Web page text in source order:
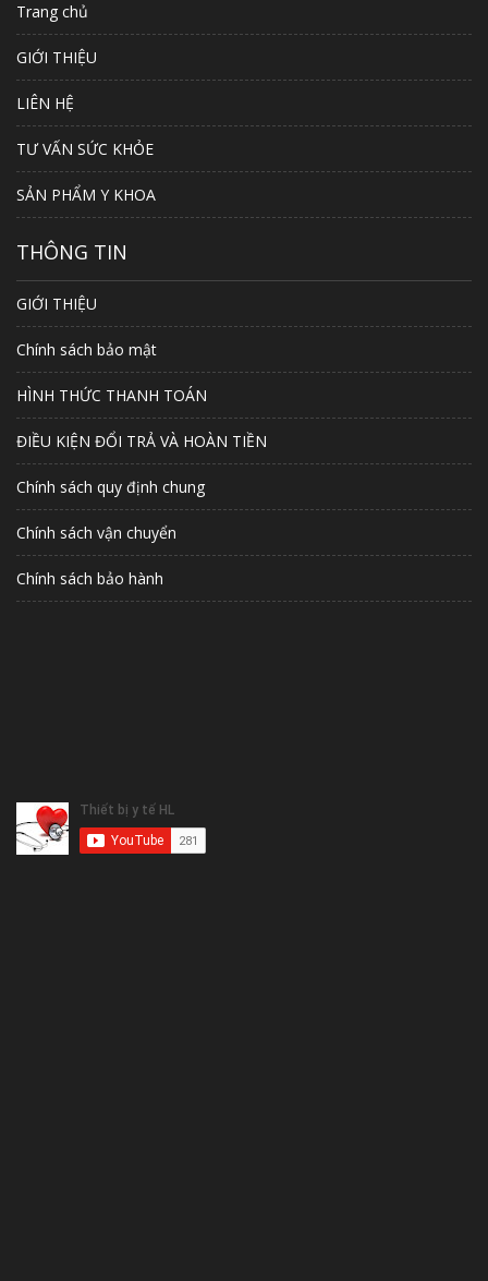
Trang chủ
GIỚI THIỆU
LIÊN HỆ
TƯ VẤN SỨC KHỎE
SẢN PHẨM Y KHOA
THÔNG TIN
GIỚI THIỆU
Chính sách bảo mật
HÌNH THỨC THANH TOÁN
ĐIỀU KIỆN ĐỔI TRẢ VÀ HOÀN TIỀN
Chính sách quy định chung
Chính sách vận chuyển
Chính sách bảo hành